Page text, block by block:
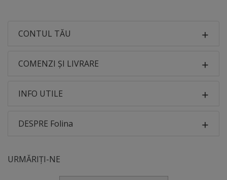
CONTUL TĂU
COMENZI ȘI LIVRARE
INFO UTILE
DESPRE Folina
URMĂRIȚI-NE